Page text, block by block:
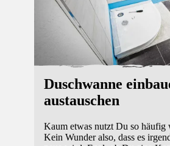
Duschwanne
austauschen
Kaum etwas nutzt Du so häufig
Kein Wunder also, dass es